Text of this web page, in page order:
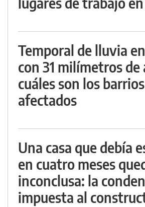
Temporal de lluvia
con 31 milímetros de
cuáles son los
afectados
Una casa que debía
en cuatro meses
inconclusa: la
impuesta al